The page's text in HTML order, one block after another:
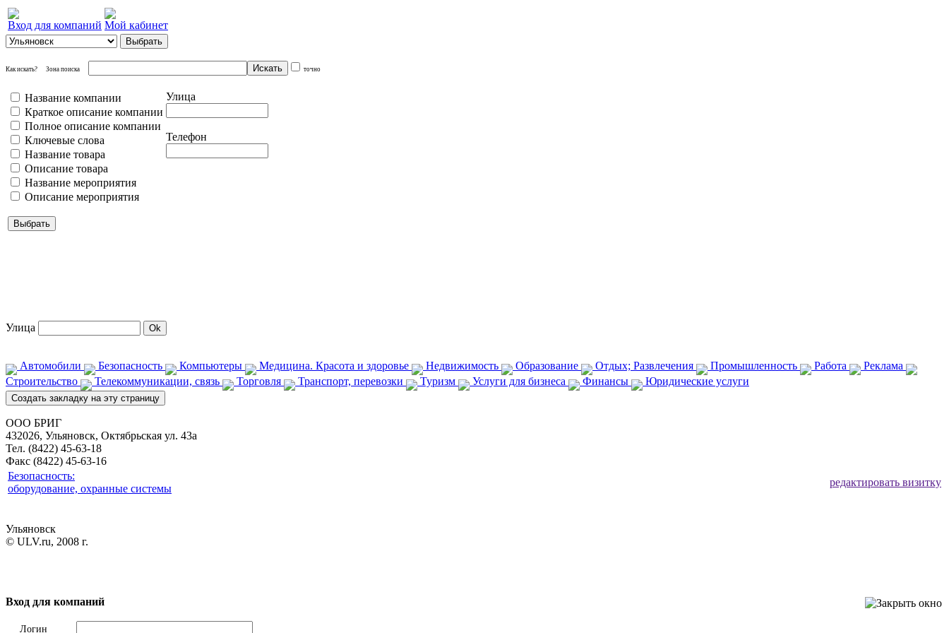
Вход для компаний Мой кабинет
Как искать? Зона поиска точно
Название компании
Краткое описание компании
Полное описание компании
Ключевые слова
Название товара
Описание товара
Название мероприятия
Описание мероприятия
Улица
Телефон
Улица
Автомобили Безопасность Компьютеры Медицина. Красота и здоровье Недвижимость Образование Отдых; Развлечения Промышленность Работа
Реклама
Строительство
Телекоммуникации, связь Торговля Транспорт, перевозки Туризм Услуги для бизнеса Финансы Юридические услуги
ООО БРИГ
432026, Ульяновск, Октябрьская ул. 43а
Тел. (8422) 45-63-18
Факс (8422) 45-63-16
Безопасность:
оборудование, охранные системы
редактировать визитку
Ульяновск
© ULV.ru, 2008 г.
Вход для компаний
Логин